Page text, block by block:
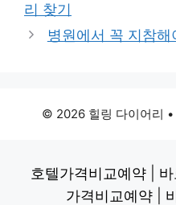
리 찾기
병원에서 꼭 지참
© 2026 힐링 다이어리
호텔가격비교예약
가격비교예약